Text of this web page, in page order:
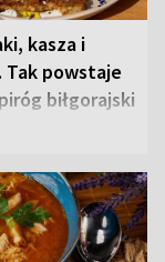
kasza i
Tak powstaje
biłgorajski